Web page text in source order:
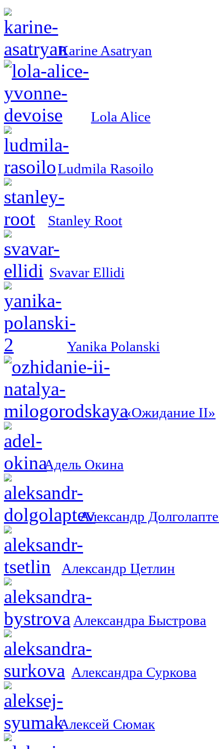
Karine Asatryan
Lola Alice
Ludmila Rasoilo
Stanley Root
Svavar Ellidi
Yanika Polanski
«Ожидание II»
Адель Окина
Александр
Александр Цетлин
Александра Быстрова
Александра Суркова
Алексей Сюмак